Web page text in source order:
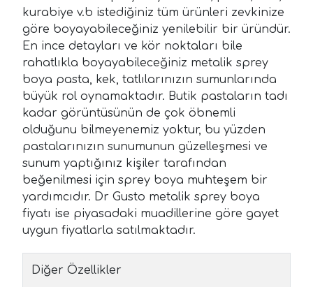
kurabiye v.b istediğiniz tüm ürünleri zevkinize
göre boyayabileceğiniz yenilebilir bir üründür.
En ince detayları ve kör noktaları bile
rahatlıkla boyayabileceğiniz metalik sprey
boya pasta, kek, tatlılarınızın sumunlarında
büyük rol oynamaktadır. Butik pastaların tadı
kadar görüntüsünün de çok öbnemli
olduğunu bilmeyenemiz yoktur, bu yüzden
pastalarınızın sunumunun güzelleşmesi ve
sunum yaptığınız kişiler tarafından
beğenilmesi için sprey boya muhteşem bir
yardımcıdır. Dr Gusto metalik sprey boya
fiyatı ise piyasadaki muadillerine göre gayet
uygun fiyatlarla satılmaktadır.
Diğer Özellikler